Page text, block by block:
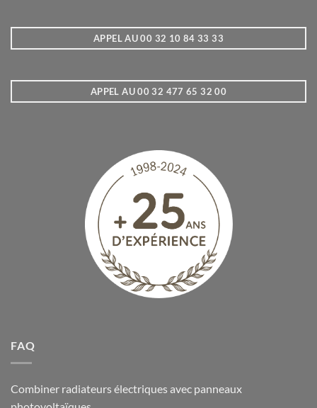
APPEL AU 00 32 10 84 33 33
APPEL AU 00 32 477 65 32 00
FAQ
Combiner radiateurs électriques avec panneaux